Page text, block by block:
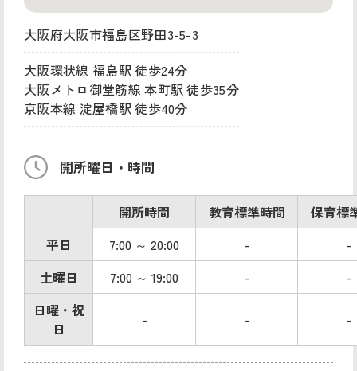
大阪府大阪市福島区野田3-5-3
大阪環状線 福島駅 徒歩24分
大阪メトロ御堂筋線 本町駅 徒歩35分
京阪本線 淀屋橋駅 徒歩40分
開所曜日・時間
開所時間 教育標準時間
保育標
平日
7:00 ～ 20:00 -
-
土曜日
7:00 ～ 19:00 -
-
日曜・祝
日
- - -